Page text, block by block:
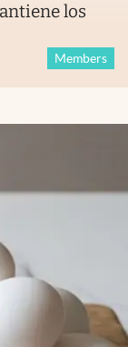
los
Members